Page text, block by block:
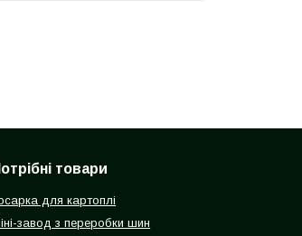
товари
для картоплі
завод з переробки шин